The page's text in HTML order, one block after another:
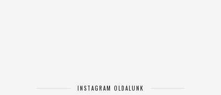
INSTAGRAM OLDALUNK